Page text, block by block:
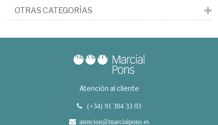
OTRAS CATEGORÍAS
Atención al cliente
(+34) 91 304 33 03
atencion@marcialpons.es